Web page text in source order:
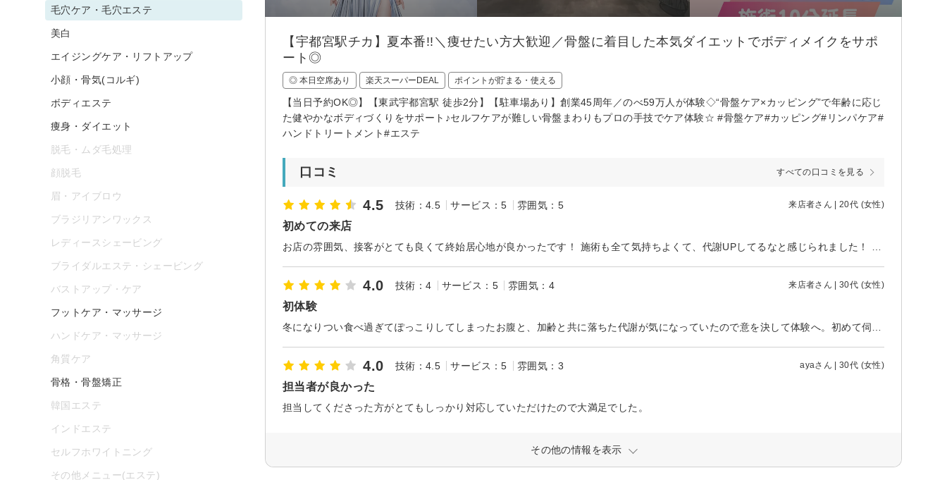
【宇都宮駅チカ】夏本番!!＼痩せたい方大歓迎／骨盤に着目した本気ダイエットでボディメイクをサポ
ート◎
◎ 本日空席あり 楽天スーパーDEAL ポイントが貯まる・使える
【当日予約OK◎】【東武宇都宮駅 徒歩2分】【駐車場あり】創業45周年／のべ59万人が体験◇“骨盤ケア×カッピング”で年齢に応じ
た健やかなボディづくりをサポート♪セルフケアが難しい骨盤まわりもプロの手技でケア体験☆ #骨盤ケア#カッピング#リンパケア#
ハンドトリートメント#エステ
口コミ すべての口コミを見る
4.5 技術：4.5 サービス：5 雰囲気：5 来店者さん | 20代 (女性)
初めての来店
4.0 技術：4 サービス：5 雰囲気：4 来店者さん | 30代 (女性)
初体験
4.0 技術：4.5 サービス：5 雰囲気：3 ayaさん | 30代 (女性)
担当者が良かった
担当してくださった方がとてもしっかり対応していただけたので大満足でした。
その他の情報を表示
毛穴ケア・毛穴エステ
美白
エイジングケア・リフトアップ
小顔・骨気(コルギ)
ボディエステ
痩身・ダイエット
脱毛・ムダ毛処理
顔脱毛
眉・アイブロウ
ブラジリアンワックス
レディースシェービング
ブライダルエステ・シェービング
バストアップ・ケア
フットケア・マッサージ
ハンドケア・マッサージ
角質ケア
骨格・骨盤矯正
韓国エステ
インドエステ
セルフホワイトニング
その他メニュー(エステ)